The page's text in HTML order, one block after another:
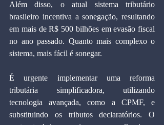
Além disso, o atual sistema tributário
brasileiro incentiva a sonegação, resultando
em mais de R$ 500 bilhões em evasão fiscal
no ano passado. Quanto mais complexo o
sistema, mais fácil é sonegar.
É urgente implementar uma reforma
tributária simplificadora, utilizando
tecnologia avançada, como a CPMF, e
substituindo os tributos declaratórios. O